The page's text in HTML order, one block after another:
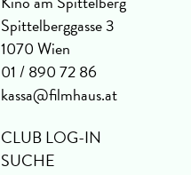
Spittelberggasse 3
1070 Wien
01 / 890 72 86
kassa@filmhaus.at
CLUB LOG-IN
SUCHE